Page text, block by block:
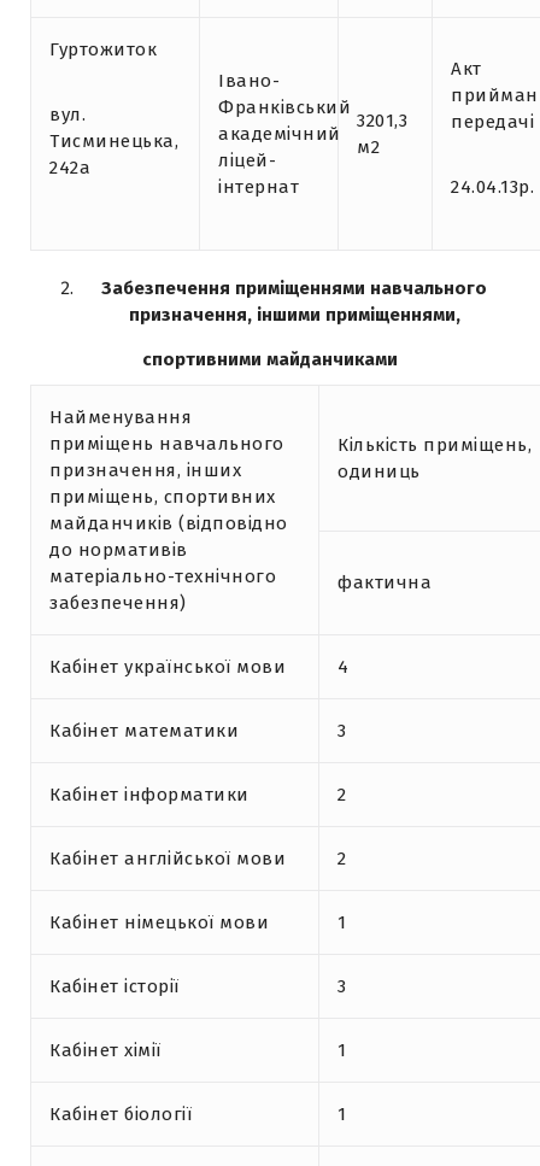
Гуртожиток
вул.
Тисминецька,
242а
Івано-
Франківський
академічний
ліцей-
інтернат
3201,3
м2
Акт
передачі
24.04.13р.
Забезпечення приміщеннями навчального
призначення, іншими приміщеннями,
спортивними майданчиками
Найменування
приміщень навчального
призначення, інших
приміщень, спортивних
майданчиків (відповідно
до нормативів
матеріально-технічного
забезпечення)
Кількість приміщень,
одиниць
фактична
Кабінет української мови 4
Кабінет математики 3
Кабінет інформатики 2
Кабінет англійської мови 2
Кабінет німецької мови 1
Кабінет історії 3
Кабінет хімії 1
Кабінет біології 1